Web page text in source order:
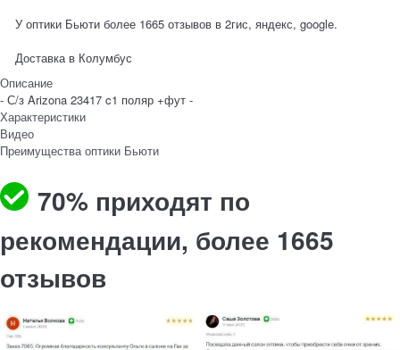
У оптики Бьюти более 1665 отзывов в 2гис, яндекс, google.
Доставка в Колумбус
Описание
- С/з Arizona 23417 c1 поляр +фут -
Характеристики
Видео
Преимущества оптики Бьюти
70% приходят по
рекомендации, более 1665
отзывов